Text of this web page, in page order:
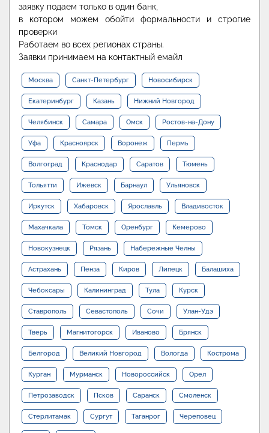
заявку подаем только в один банк,
в котором можем обойти формальности и строгие
проверки
Работаем во всех регионах страны.
Заявки принимаем на контактный емайл
Москва Санкт-Петербург Новосибирск
Екатеринбург Казань Нижний Новгород
Челябинск Самара Омск Ростов-на-Дону
Уфа Красноярск Воронеж Пермь
Волгоград Краснодар Саратов Тюмень
Тольятти Ижевск Барнаул Ульяновск
Иркутск Хабаровск Ярославль Владивосток
Махачкала Томск Оренбург Кемерово
Новокузнецк Рязань Набережные Челны
Астрахань Пенза Киров Липецк Балашиха
Чебоксары Калининград Тула Курск
Ставрополь Севастополь Сочи Улан-Удэ
Тверь Магнитогорск Иваново Брянск
Белгород Великий Новгород Вологда Кострома
Курган Мурманск Новороссийск Орел
Петрозаводск Псков Саранск Смоленск
Стерлитамак Сургут Таганрог Череповец